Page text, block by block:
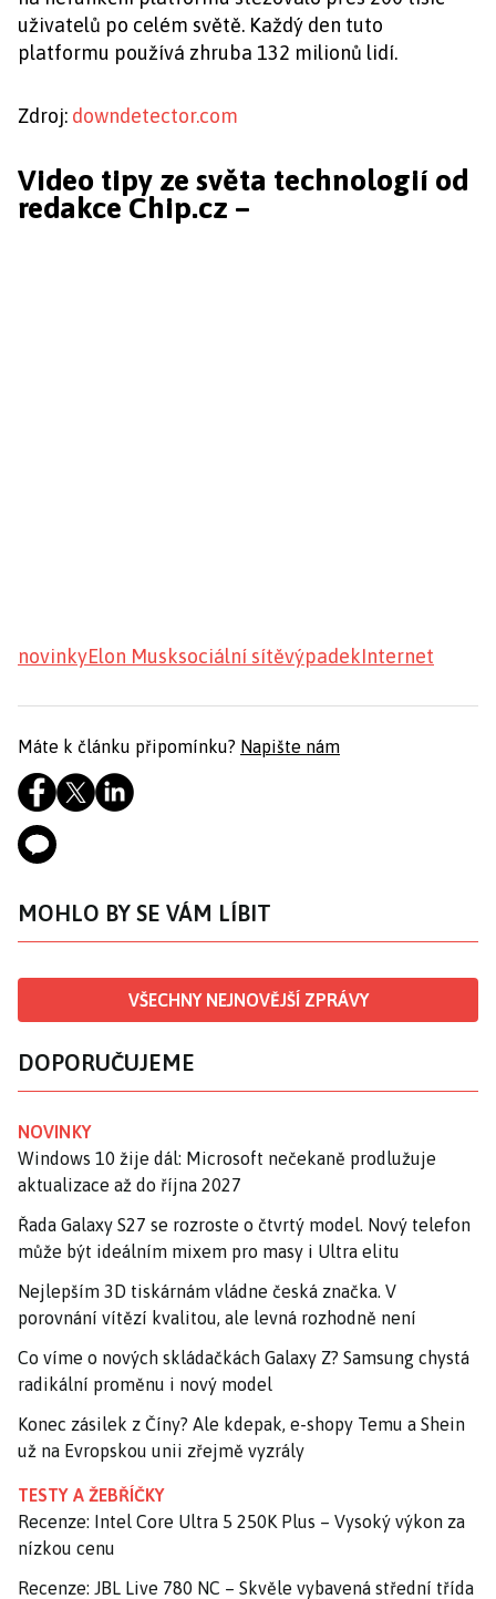
uživatelů po celém světě. Každý den tuto
platformu používá zhruba 132 milionů lidí.
Zdroj: downdetector.com
Video tipy ze světa technologií od
redakce Chip.cz –
novinkyElon Musksociální sítěvýpadekInternet
Máte k článku připomínku? Napište nám
MOHLO BY SE VÁM LÍBIT
VŠECHNY NEJNOVĚJŠÍ ZPRÁVY
DOPORUČUJEME
NOVINKY
Windows 10 žije dál: Microsoft nečekaně prodlužuje
aktualizace až do října 2027
Řada Galaxy S27 se rozroste o čtvrtý model. Nový telefon
může být ideálním mixem pro masy i Ultra elitu
Nejlepším 3D tiskárnám vládne česká značka. V
porovnání vítězí kvalitou, ale levná rozhodně není
Co víme o nových skládačkách Galaxy Z? Samsung chystá
radikální proměnu i nový model
Konec zásilek z Číny? Ale kdepak, e-shopy Temu a Shein
už na Evropskou unii zřejmě vyzrály
TESTY A ŽEBŘÍČKY
Recenze: Intel Core Ultra 5 250K Plus – Vysoký výkon za
nízkou cenu
Recenze: JBL Live 780 NC – Skvěle vybavená střední třída